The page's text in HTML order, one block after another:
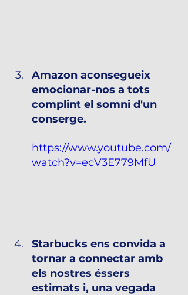
Amazon aconsegueix
emocionar-nos a tots
complint el somni d'un
conserge.
https://www.youtube.com/
watch?v=ecV3E779MfU
Starbucks ens convida a
tornar a connectar amb
els nostres éssers
estimats i, una vegada